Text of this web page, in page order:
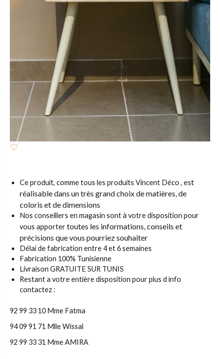
Ce produit, comme tous les produits Vincent Déco , est
réalisable dans un très grand choix de matières,de
coloris et de dimensions
Nos conseillers en magasin sont à votre disposition pour
vous apportertoutes les informations, conseils et
précisions que vous pourriez souhaiter
Délai de fabrication entre 4 et 6 semaines
Fabrication 100% Tunisienne
Livraison GRATUITE SUR TUNIS
Restant a votre entière disposition pour plus d info
contactez :
92 99 33 10 Mme Fatma
94 09 91 71 Mlle Wissal
92 99 33 31 Mme AMIRA